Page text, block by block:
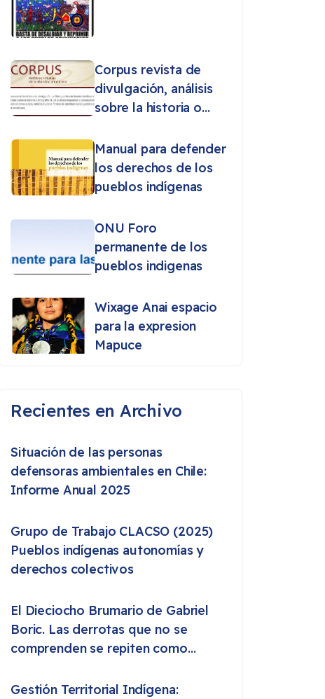
Corpus revista de
divulgación, análisis
sobre la historia o
pueblos originarios
Manual para defender
los derechos de los
pueblos indígenas
ONU Foro
permanente de los
pueblos indigenas
Wixage Anai espacio
para la expresion
Mapuce
Recientes en Archivo
Situación de las personas
defensoras ambientales en Chile:
Informe Anual 2025
Grupo de Trabajo CLACSO (2025)
Pueblos indígenas autonomías y
derechos colectivos
El Dieciocho Brumario de Gabriel
Boric. Las derrotas que no se
comprenden se repiten como
Gestión Territorial Indígena: